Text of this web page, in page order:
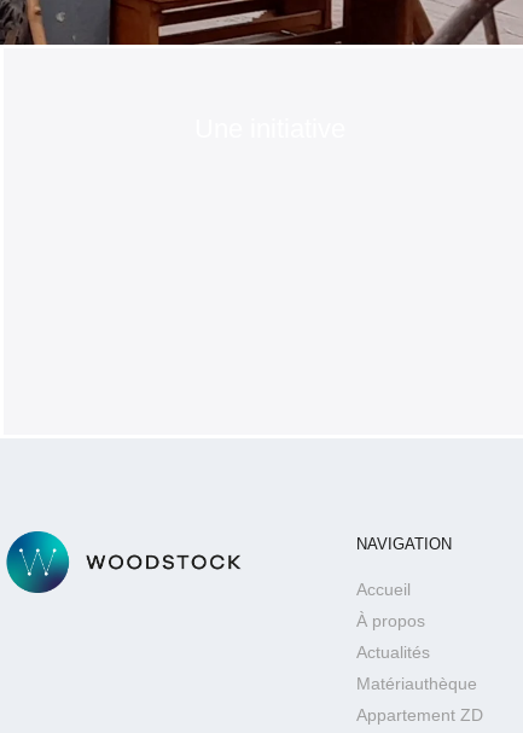
NAVIGATION
Accueil
À propos
Actualités
Matériauthèque
Appartement ZD